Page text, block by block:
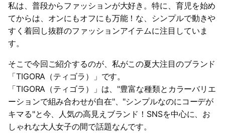
私は、普段からファッションが大好き。特に、育児を始め
てからは、オンにもオフにも万能！な、シンプルで動きや
すく着回し抜群のファッションアイテムに注目していま
す。
そこで今回ご紹介するのが、私がこの夏大注目のブランド
「TIGORA（ティゴラ）」です。
「TIGORA（ティゴラ）」は、"豊富な種類とカラーバリエ
ーションで組み合わせが自在"、"シンプルなのにコーデが
キマる"と今、人気の高見えブランド！SNSを中心に、お
しゃれな大人女子の間で話題なんです。